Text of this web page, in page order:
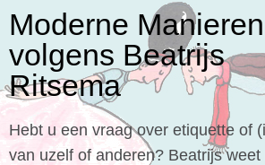
Moderne Manieren
volgens Beatrijs
Ritsema
Hebt u een vraag over etiquette of
van uzelf of anderen? Beatrijs weet